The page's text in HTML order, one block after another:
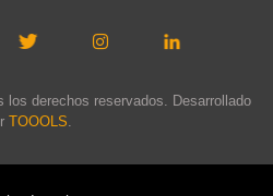
los derechos reservados. Desarrollado
TOOOLS.